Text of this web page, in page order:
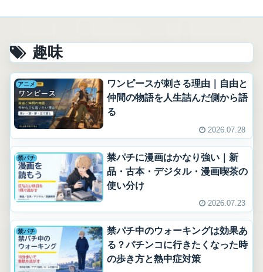
趣味
アニメ
ワンピースが刺さる理由｜自由と
仲間の物語を人生詰んだ側から語
る
2026.07.28
禁パチ
禁パチに漫画はかなり強い｜新
品・古本・デジタル・漫画喫茶の
使い分け
2026.07.23
禁パチ
禁パチ中のウォーキングは効果あ
る？パチンコに行きたくなった時
の歩き方と熱中症対策